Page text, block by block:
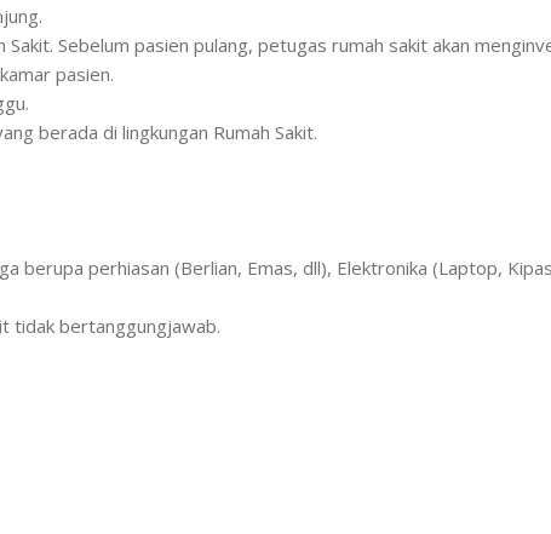
Sebelum pasien pulang, petugas rumah sakit akan
pasien.
berada di lingkungan Rumah Sakit.
berupa perhiasan (Berlian, Emas, dll), Elektronika (Laptop,
tidak bertanggungjawab.